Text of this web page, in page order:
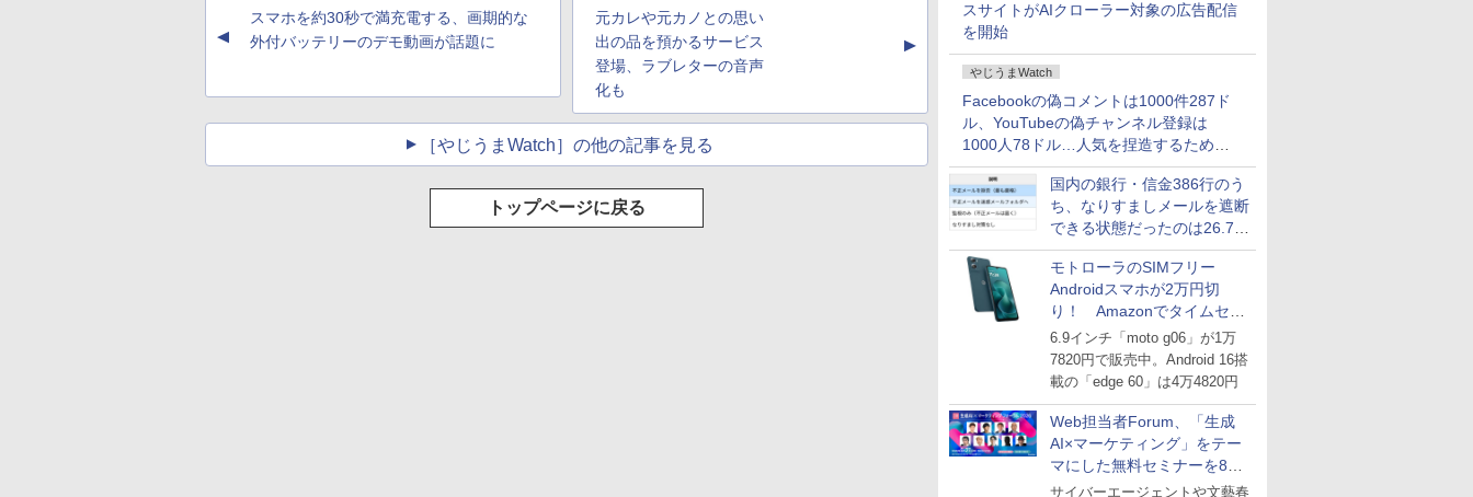
スサイトがAIクローラー対象の広告配信
を開始
やじうまWatch
Facebookの偽コメントは1000件287ド
ル、YouTubeの偽チャンネル登録は
1000人78ドル…人気を捏造するための
価格リストが公開中
国内の銀行・信金386行のう
ち、なりすましメールを遮断
できる状態だったのは26.7％
にとどまる～GMOブランド
セキュリティ調査
モトローラのSIMフリー
Androidスマホが2万円切
り！ Amazonでタイムセー
ル
6.9インチ「moto g06」が1万
7820円で販売中。Android 16搭
載の「edge 60」は4万4820円
Web担当者Forum、「生成
AI×マーケティング」をテー
マにした無料セミナーを8月
27日にオンライン開催
サイバーエージェントや文藝春
▲
スマホを約30秒で満充電する、画期的な
外付バッテリーのデモ動画が話題に
元カレや元カノとの思い
出の品を預かるサービス
登場、ラブレターの音声
化も
▲
［やじうまWatch］の他の記事を見る
トップページに戻る